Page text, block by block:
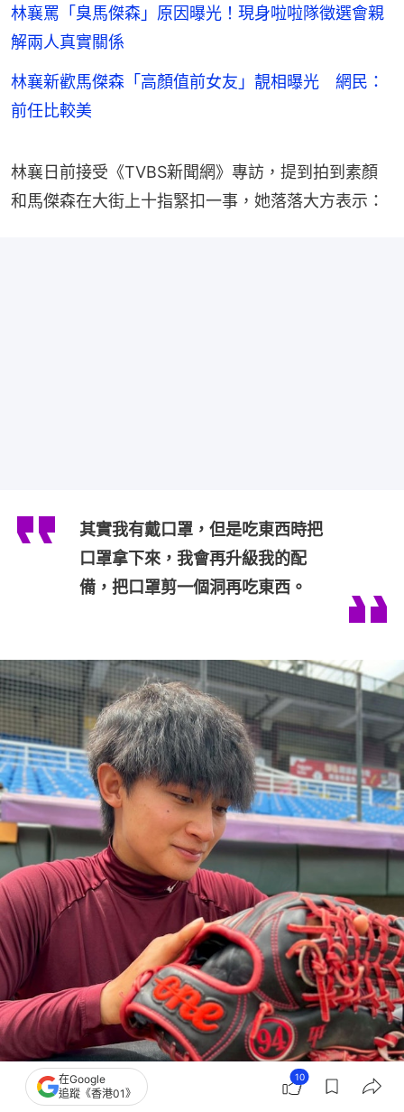
林襄罵「臭馬傑森」原因曝光！現身啦啦隊徵選會親
解兩人真實關係
林襄新歡馬傑森「高顏值前女友」靚相曝光 網民：
前任比較美
林襄日前接受《TVBS新聞網》專訪，提到拍到素顏
和馬傑森在大街上十指緊扣一事，她落落大方表示：
其實我有戴口罩，但是吃東西時把
口罩拿下來，我會再升級我的配
備，把口罩剪一個洞再吃東西。
馬傑森（Instagram@jak05.15）
在Google
追蹤《香港01》
10